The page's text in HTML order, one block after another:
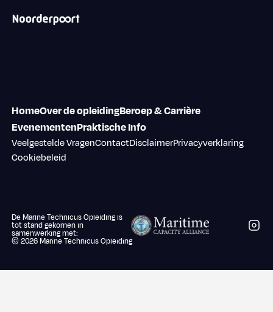
HomeOver de opleidingBeroep & Carrière
EvenementenPraktische Info
Veelgestelde VragenContactDisclaimerPrivacyverklaring
Cookiebeleid
De Marine Technicus Opleiding is
tot stand gekomen in
samenwerking met: Volg
©2026Marine Technicus Opleiding